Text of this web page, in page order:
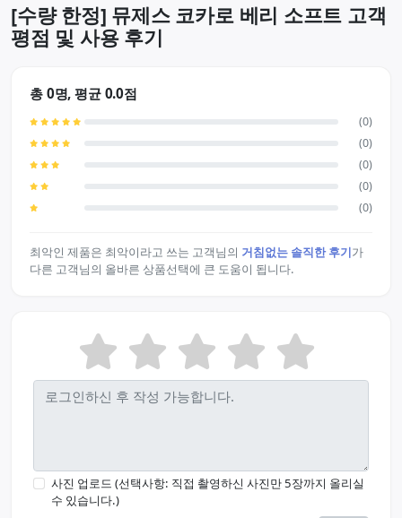
[수량 한정] 뮤제스 코카로 베리 소프트 고객
평점 및 사용 후기
총 0명, 평균 0.0점
(0)
(0)
(0)
(0)
(0)
최악인 제품은 최악이라고 쓰는 고객님의 거침없는 솔직한 후기가
다른 고객님의 올바른 상품선택에 큰 도움이 됩니다.
사진 업로드 (선택사항: 직접 촬영하신 사진만 5장까지 올리실
수 있습니다.)